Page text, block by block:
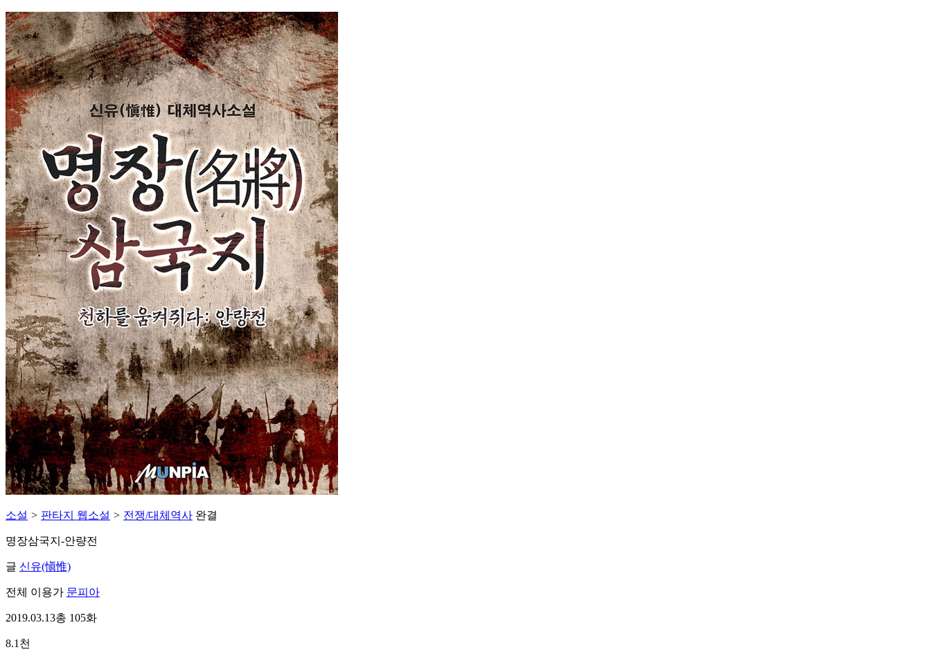
소설 > 판타지 웹소설 > 전쟁/대체역사 완결
명장삼국지-안량전
글 신유(愼惟)
전체 이용가 문피아
2019.03.13총 105화
8.1천